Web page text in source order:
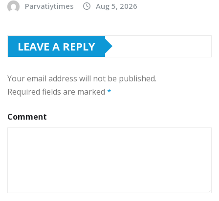
Parvatiytimes Aug 5, 2026
LEAVE A REPLY
Your email address will not be published.
Required fields are marked *
Comment